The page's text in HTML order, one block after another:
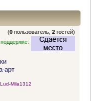
(0 пользователь,2 гостей)
арт
Lud-Mila1312